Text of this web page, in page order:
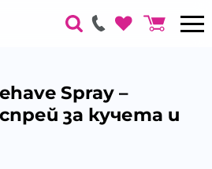
Spray –
за кучета и